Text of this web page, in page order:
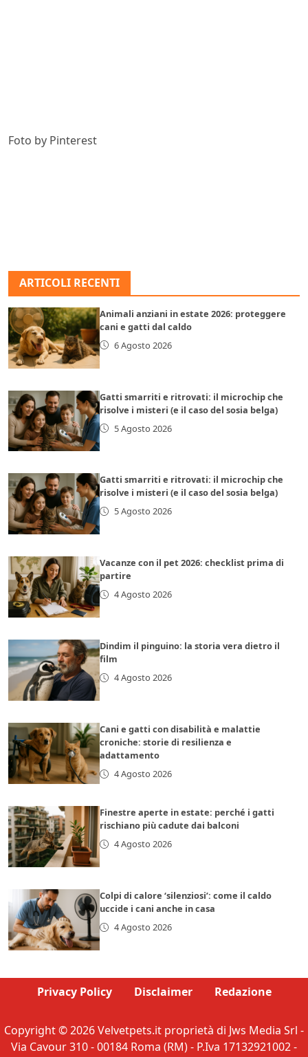
Foto by Pinterest
ARTICOLI RECENTI
Animali anziani in estate 2026: proteggere
cani e gatti dal caldo
6 Agosto 2026
Gatti smarriti e ritrovati: il microchip che
risolve i misteri (e il caso del sosia belga)
5 Agosto 2026
Gatti smarriti e ritrovati: il microchip che
risolve i misteri (e il caso del sosia belga)
5 Agosto 2026
Vacanze con il pet 2026: checklist prima di
partire
4 Agosto 2026
Dindim il pinguino: la storia vera dietro il
film
4 Agosto 2026
Cani e gatti con disabilità e malattie
croniche: storie di resilienza e
adattamento
4 Agosto 2026
Finestre aperte in estate: perché i gatti
rischiano più cadute dai balconi
4 Agosto 2026
Colpi di calore ‘silenziosi’: come il caldo
uccide i cani anche in casa
4 Agosto 2026
Privacy Policy Disclaimer Redazione
Copyright © 2026 Velvetpets.it proprietà di Jws Media Srl -
Via Cavour 310 - 00184 Roma (RM) - P.Iva 17132921002 -